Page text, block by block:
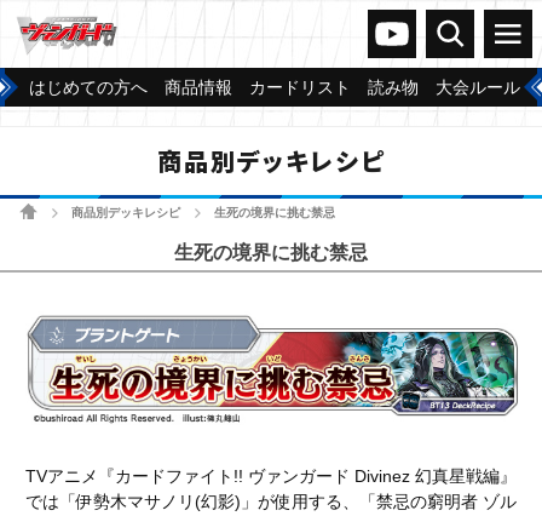
ヴァンガードch
検索 メニュー
はじめての方へ 商品情報 カードリスト 読み物 大会ルール
商品別デッキレシピ
ホーム商品別デッキレシピ 生死の境界に挑む禁忌
生死の境界に挑む禁忌
TVアニメ『カードファイト!! ヴァンガード Divinez 幻真星戦編』
では「伊勢木マサノリ(幻影)」が使用する、「禁忌の窮明者 ゾル